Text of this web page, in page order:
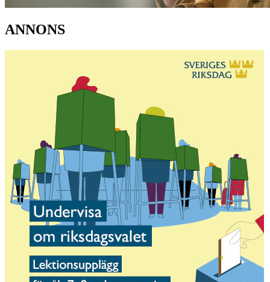
ANNONS